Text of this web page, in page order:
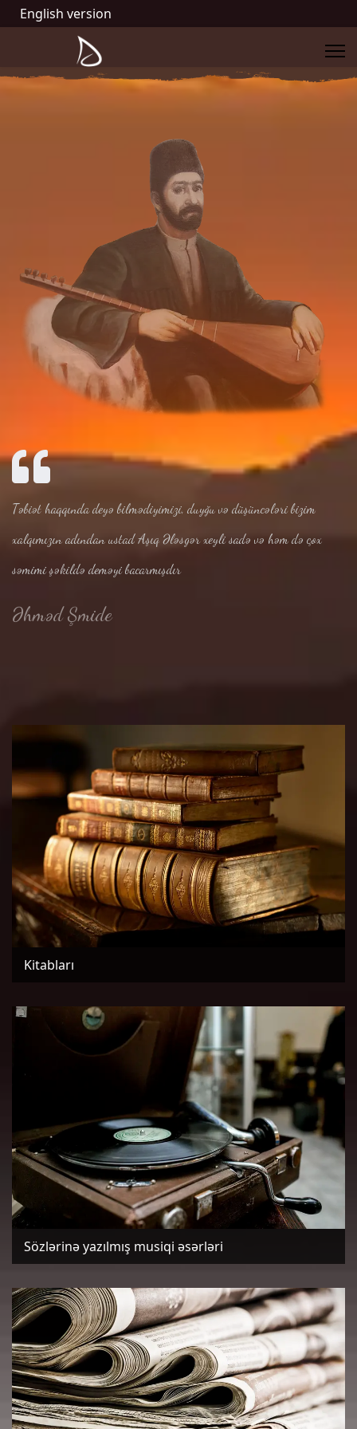
English version
Təbiət haqqında deyə bilmədiyimizi, duyğu və düşüncələri bizim
xalqımızın adından ustad Aşıq Ələsgər xeyli sadə və həm də çox
səmimi şəkildə deməyi bacarmışdır
Əhməd Şmide
Kitabları
Sözlərinə yazılmış musiqi əsərləri